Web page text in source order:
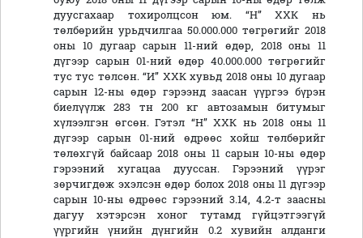
дуусгахаар тохиролцсон юм. “Н” ХХК нь
төлбөрийн урьдчилгаа 50.000.000 төгрөгийг 2018
оны 10 дугаар сарын 11-ний өдөр, 2018 оны 11
дүгээр сарын 01-ний өдөр 40.000.000 төгрөгийг
тус тус төлсөн. “И” ХХК хувьд 2018 оны 10 дугаар
сарын 12-ны өдөр гэрээнд заасан үүргээ бүрэн
биелүүлж 283 тн 200 кг автозамын битумыг
хүлээлгэн өгсөн. Гэтэл “Н” ХХК нь 2018 оны 11
дүгээр сарын 01-ний өдрөөс хойш төлбөрийг
төлөхгүй байсаар 2018 оны 11 сарын 10-ны өдөр
гэрээний хугацаа дууссан. Гэрээний үүрэг
зөрчигдөж эхэлсэн өдөр болох 2018 оны 11 дүгээр
сарын 10-ны өдрөөс гэрээний 3.14, 4.2-т заасны
дагуу хэтэрсэн хоног тутамд гүйцэтгээгүй
үүргийн үнийн дүнгийн 0.2 хувийн алданги